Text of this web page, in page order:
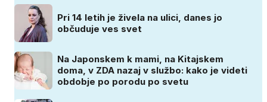
Pri 14 letih je živela na ulici, danes jo
občuduje ves svet
Na Japonskem k mami, na Kitajskem
doma, v ZDA nazaj v službo: kako je videti
obdobje po porodu po svetu